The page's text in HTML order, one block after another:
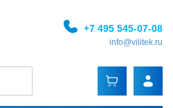
+7 495 545-07-08
info@vilitek.ru